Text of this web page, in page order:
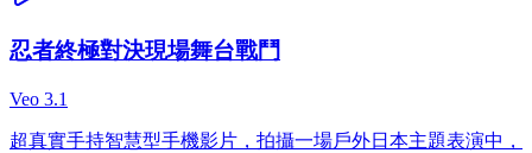
忍者終極對決現場舞台戰鬥
Veo 3.1
超真實手持智慧型手機影片，拍攝一場戶外日本主題表演中，